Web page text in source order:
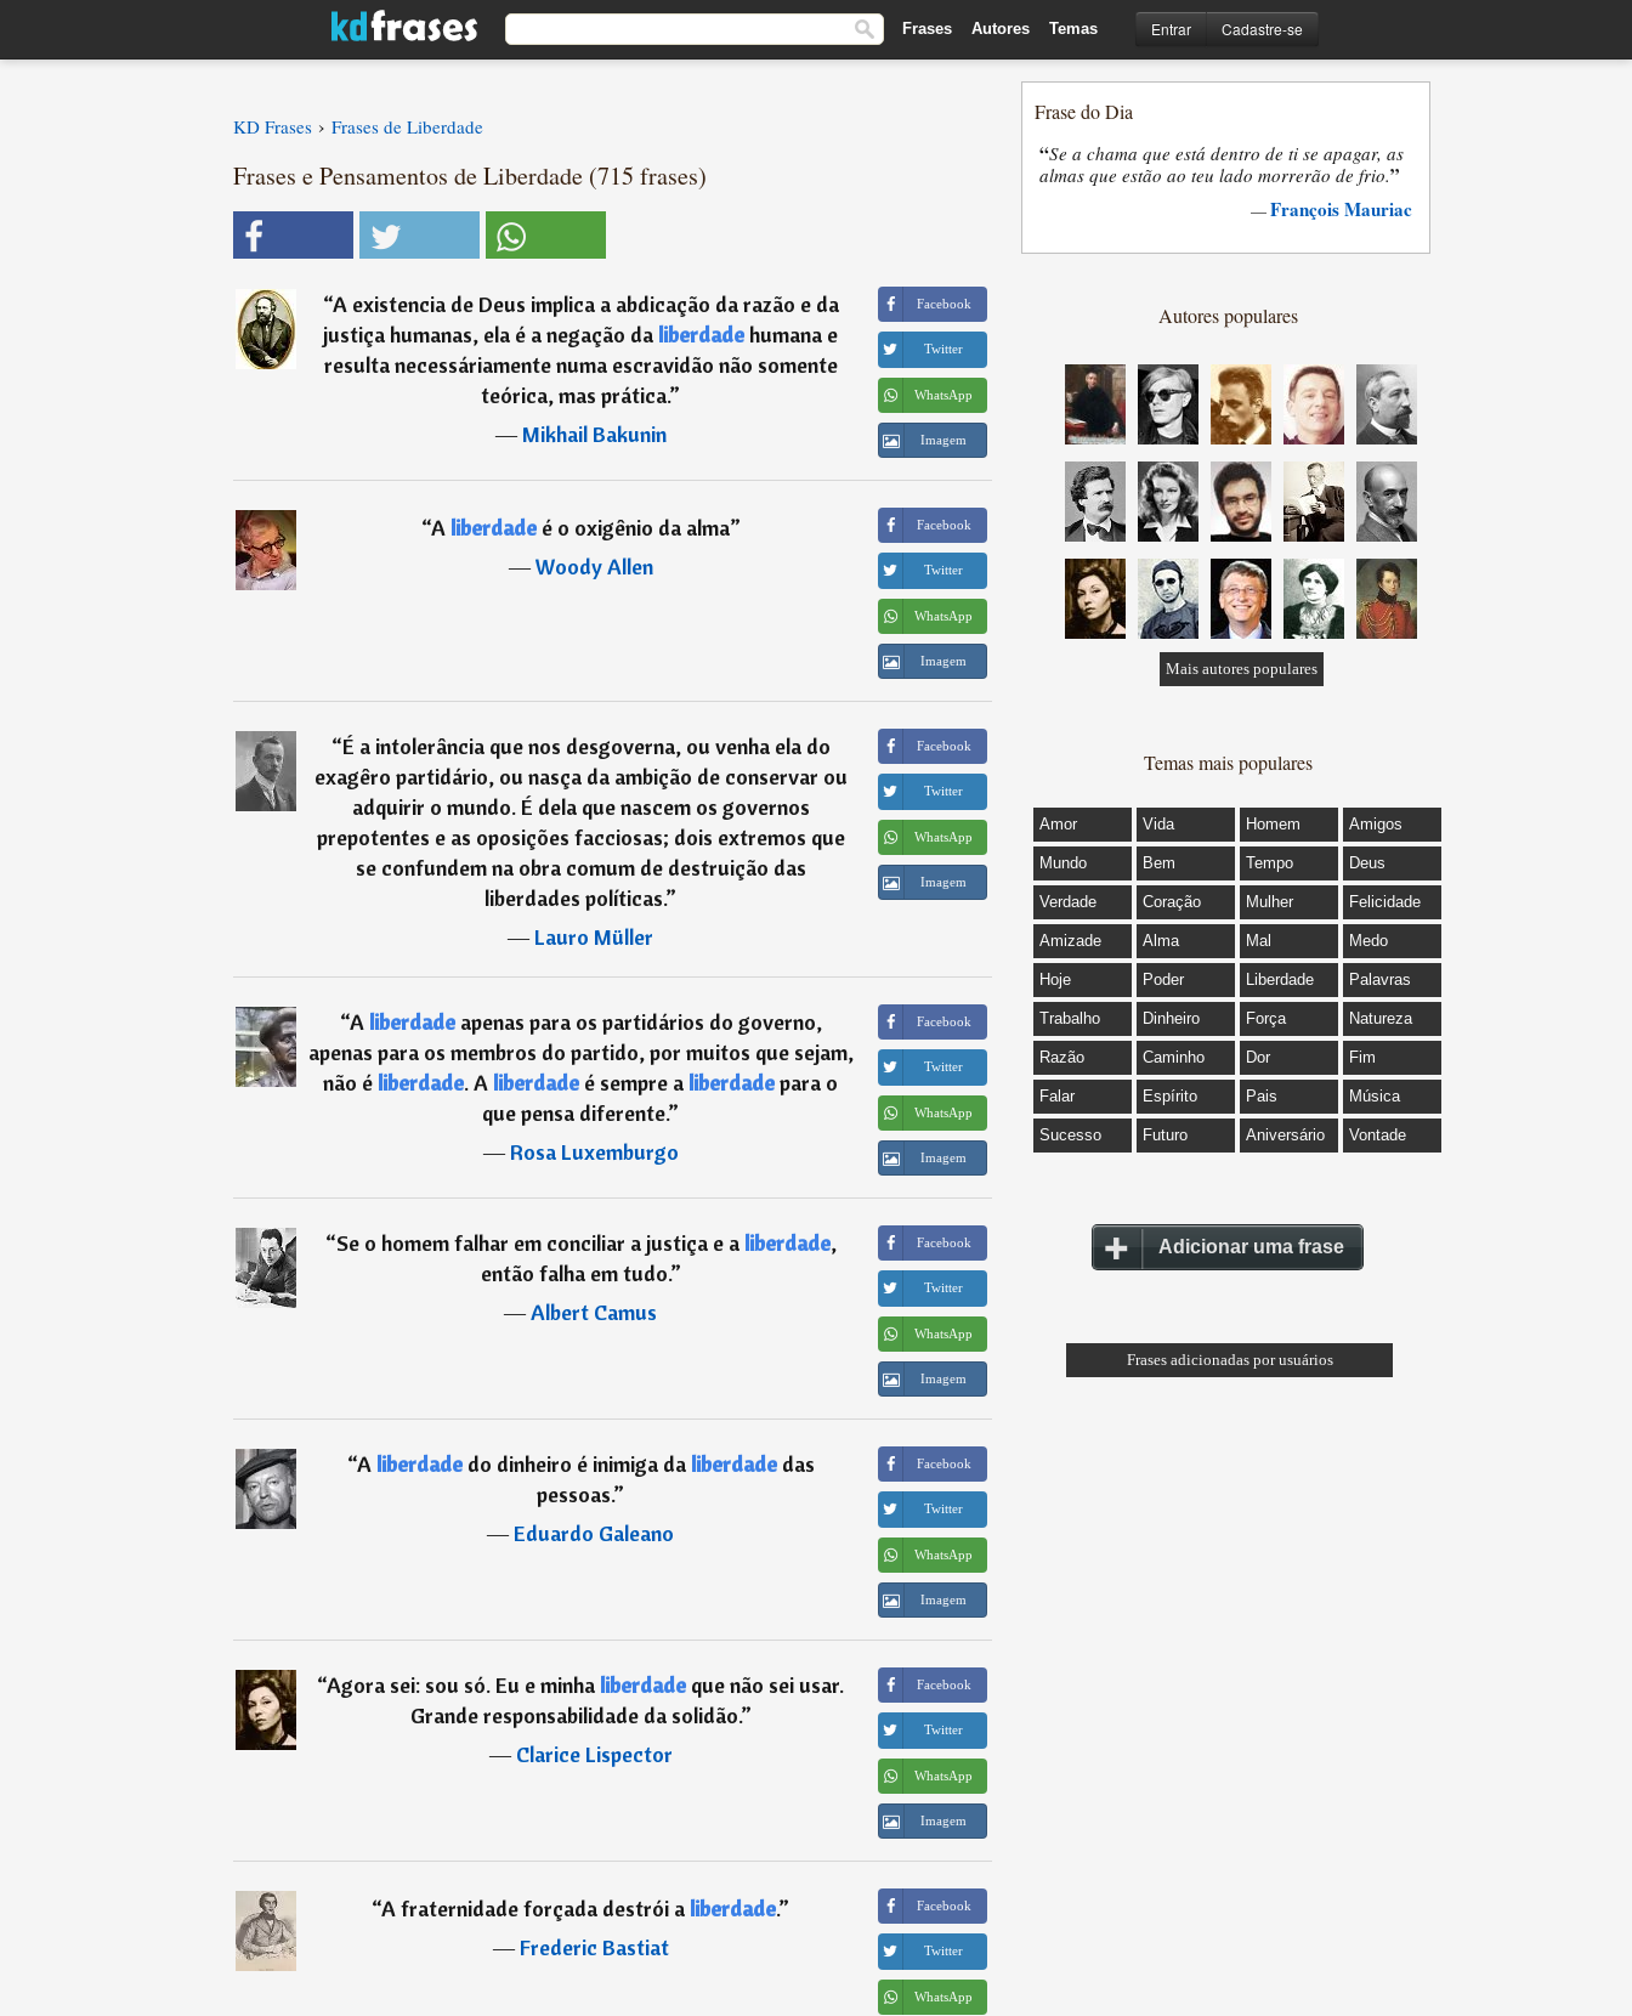
Frases Autores Temas Entrar Cadastre-se
KD Frases › Frases de Liberdade
Frases e Pensamentos de Liberdade (715 frases)
“A existencia de Deus implica a abdicação da razão e da
justiça humanas, ela é a negação da liberdade humana e
resulta necessáriamente numa escravidão não somente
teórica, mas prática.”
―Mikhail Bakunin
Facebook
Twitter
WhatsApp
Imagem
“A liberdadeé o oxigênio da alma”
―Woody Allen
Facebook
Twitter
WhatsApp
Imagem
“É a intolerância que nos desgoverna, ou venha ela do
exagêro partidário, ou nasça da ambição de conservar ou
adquirir o mundo. É dela que nascem os governos
prepotentes e as oposições facciosas; dois extremos que
se confundem na obra comum de destruição das
liberdades políticas.”
―Lauro Müller
Facebook
Twitter
WhatsApp
Imagem
“A liberdadeapenas para os partidários do governo,
apenas para os membros do partido, por muitos que sejam,
não é liberdade. A liberdade é sempre a liberdadepara o
que pensa diferente.”
―Rosa Luxemburgo
Facebook
Twitter
WhatsApp
Imagem
“Se o homem falhar em conciliar a justiça e a liberdade,
então falha em tudo.”
―Albert Camus
Facebook
Twitter
WhatsApp
Imagem
“A liberdadedo dinheiro é inimiga da liberdadedas
pessoas.”
―Eduardo Galeano
Facebook
Twitter
WhatsApp
Imagem
“Agora sei: sou só. Eu e minha liberdade que não sei usar.
Grande responsabilidade da solidão.”
―Clarice Lispector
Facebook
Twitter
WhatsApp
Imagem
“A fraternidade forçada destrói a liberdade.”
―Frederic Bastiat
Facebook
Twitter
WhatsApp
Frase do Dia
“Se a chama que está dentro de ti se apagar, as
almas que estão ao teu lado morrerão de frio.”
—François Mauriac
Autores populares
Mais autores populares
Temas mais populares
Amor Vida Homem Amigos
Mundo Bem Tempo Deus
Verdade Coração Mulher Felicidade
Amizade Alma Mal Medo
Hoje Poder Liberdade Palavras
Trabalho Dinheiro Força Natureza
Razão Caminho Dor Fim
Falar Espírito Pais Música
Sucesso Futuro Aniversário Vontade
Adicionar uma frase
Frases adicionadas por usuários